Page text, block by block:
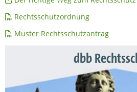
Rechtsschutzordnung
Muster Rechtsschutzantrag
dbb